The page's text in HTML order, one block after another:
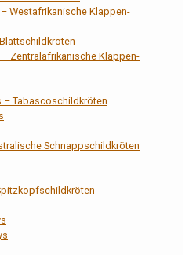
Westafrikanische Klappen-
Zentralafrikanische Klappen-
– Tabascoschildkröten
Schnappschildkröten